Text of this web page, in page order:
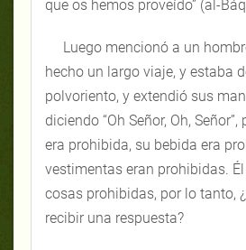
que os hemos proveído” (al-
Luego mencionó a un
hecho un largo viaje, y estaba
polvoriento, y extendió sus
diciendo “Oh Señor, Oh,
era prohibida, su bebida era
vestimentas eran prohibidas.
cosas prohibidas, por lo tanto,
recibir una respuesta?